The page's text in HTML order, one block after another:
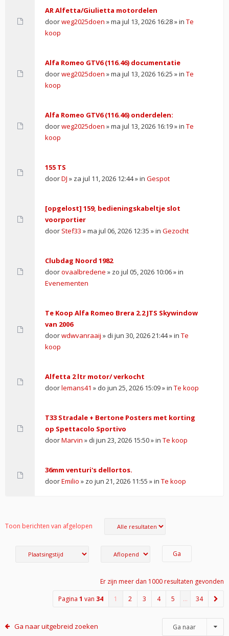
AR Alfetta/Giulietta motordelen
doorweg2025doen » ma jul 13, 2026 16:28 » in Te
koop
Alfa Romeo GTV6 (116.46) documentatie
doorweg2025doen » ma jul 13, 2026 16:25 » in Te
koop
Alfa Romeo GTV6 (116.46) onderdelen:
doorweg2025doen » ma jul 13, 2026 16:19 » in Te
koop
155 TS
doorDJ » za jul 11, 2026 12:44 » in Gespot
[opgelost] 159, bedieningskabeltje slot
voorportier
door Stef33 » ma jul 06, 2026 12:35 » in Gezocht
Clubdag Noord 1982
doorovaalbredene » zo jul 05, 2026 10:06 » in
Evenementen
Te Koop Alfa Romeo Brera 2.2 JTS Skywindow
van 2006
doorwdwvanraaij » di jun 30, 2026 21:44 » in Te
koop
Alfetta 2 ltr motor/ verkocht
doorlemans41 » do jun 25, 2026 15:09 » in Te koop
T33 Stradale + Bertone Posters met korting
op Spettacolo Sportivo
doorMarvin » di jun 23, 2026 15:50 » in Te koop
36mm venturi's dellortos.
doorEmilio » zo jun 21, 2026 11:55 » in Te koop
Toon berichten van afgelopen
Er zijn meer dan 1000 resultaten gevonden
Pagina 1 van 34 1 2 3 4 5 … 34
Ga naar uitgebreid zoeken Ga naar